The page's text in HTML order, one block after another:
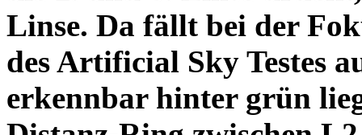
Linse. Da fällt bei der
des Artificial Sky Testes
erkennbar hinter grün